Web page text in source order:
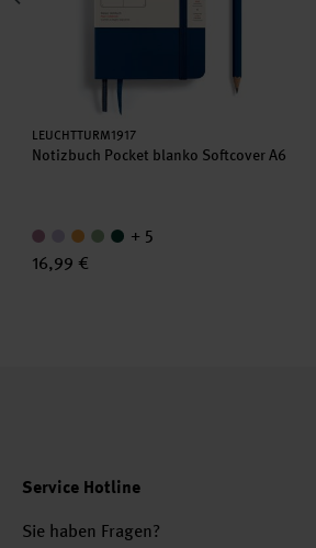
Hersteller:
LEUCHTTURM1917
Notizbuch Pocket blanko Softcover A6
+ 5
16,99 €
Service Hotline
Sie haben Fragen?